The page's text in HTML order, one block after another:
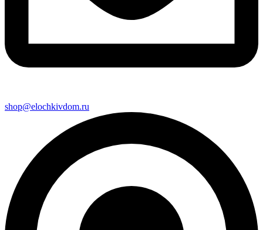
shop@elochkivdom.ru